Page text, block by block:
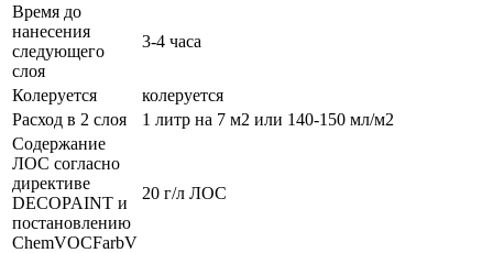
Время до
нанесения
следующего
слоя
3-4 часа
Колеруется
колеруется
Расход в 2 слоя
1 литр на 7 м2 или 140-150 мл/м2
Содержание
ЛОС согласно
директиве
DECOPAINT и
постановлению
ChemVOCFarbV
20 г/л ЛОС